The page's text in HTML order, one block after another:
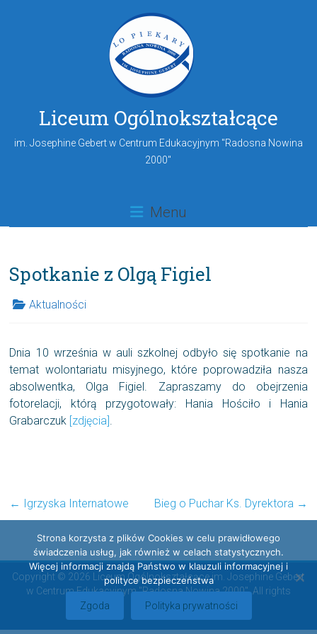
Liceum Ogólnokształcące
im. Josephine Gebert w Centrum Edukacyjnym "Radosna Nowina
2000"
Menu
Spotkanie z Olgą Figiel
Aktualności
Dnia 10 września w auli szkolnej odbyło się spotkanie na
temat wolontariatu misyjnego, które poprowadziła nasza
absolwentka, Olga Figiel. Zapraszamy do obejrzenia
fotorelacji, którą przygotowały: Hania Hościło i Hania
Grabarczuk [zdjęcia].
← Igrzyska Internatowe Bieg o Puchar Ks. Dyrektora →
Copyright © 2026 Liceum Ogólnokształcące im. Josephine Gebert
w Centrum Edukacyjnym "Radosna Nowina 2000". All rights
reserved.
Strona korzysta z plików Cookies w celu prawidłowego
świadczenia usług, jak również w celach statystycznych.
Więcej informacji znajdą Państwo w klauzuli informacyjnej i
polityce bezpieczeństwa
Zgoda Polityka prywatności